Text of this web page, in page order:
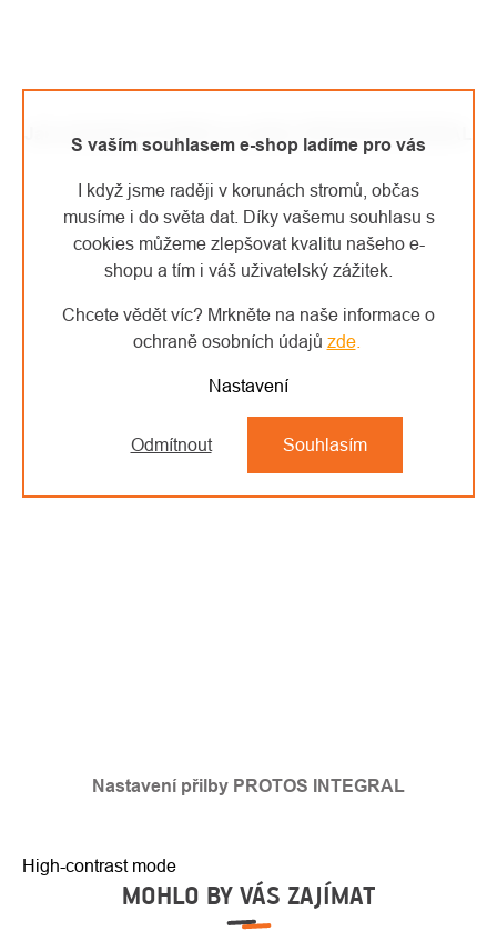
S vaším souhlasem e-shop ladíme pro vás
I když jsme raději v korunách stromů, občas
musíme i do světa dat. Díky vašemu souhlasu s
cookies můžeme zlepšovat kvalitu našeho e-
shopu a tím i váš uživatelský zážitek.
Chcete vědět víc? Mrkněte na naše informace o
ochraně osobních údajů zde.
Nastavení
Odmítnout Souhlasím
Jak nainstalovat SENU na přilbu PROTOS INTEGRAL
Nastavení přilby PROTOS INTEGRAL
High-contrast mode
MOHLO BY VÁS ZAJÍMAT